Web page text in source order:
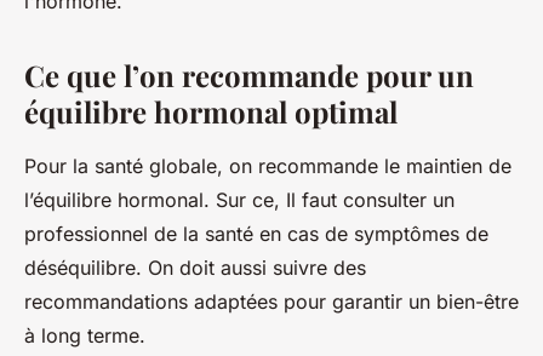
Ce que l’on recommande pour un
équilibre hormonal optimal
Pour la santé globale, on recommande le maintien de
l’équilibre hormonal. Sur ce, Il faut consulter un
professionnel de la santé en cas de symptômes de
déséquilibre. On doit aussi suivre des
recommandations adaptées pour garantir un bien-être
à long terme.